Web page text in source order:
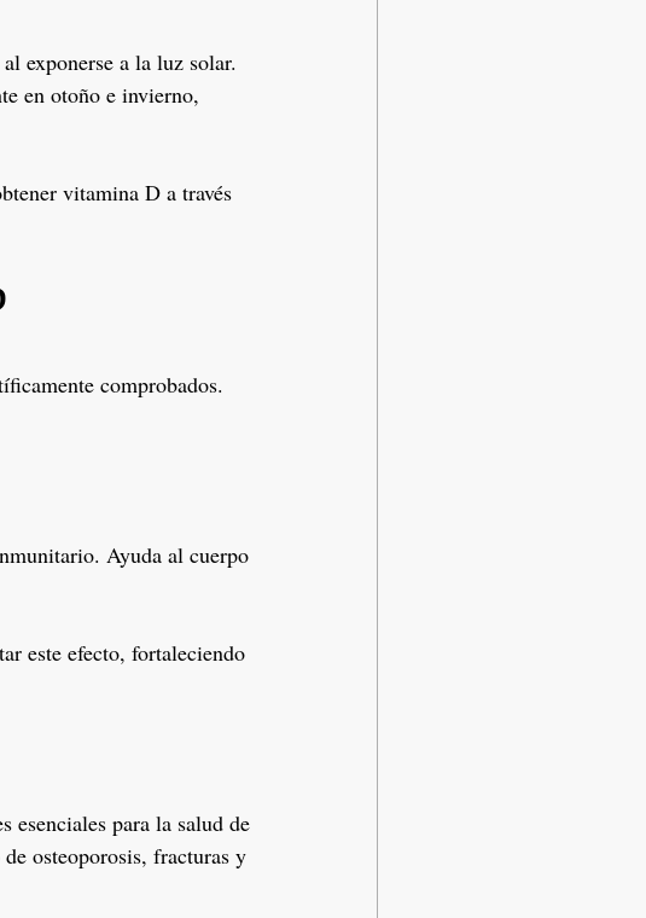
exponerse a la luz solar.
en otoño e invierno,
vitamina D a través
comprobados.
Ayuda al cuerpo
este efecto, fortaleciendo
esenciales para la salud de
osteoporosis, fracturas y